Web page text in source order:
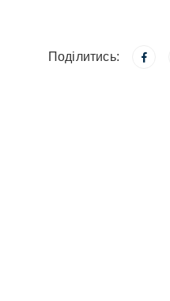
Поділитись: